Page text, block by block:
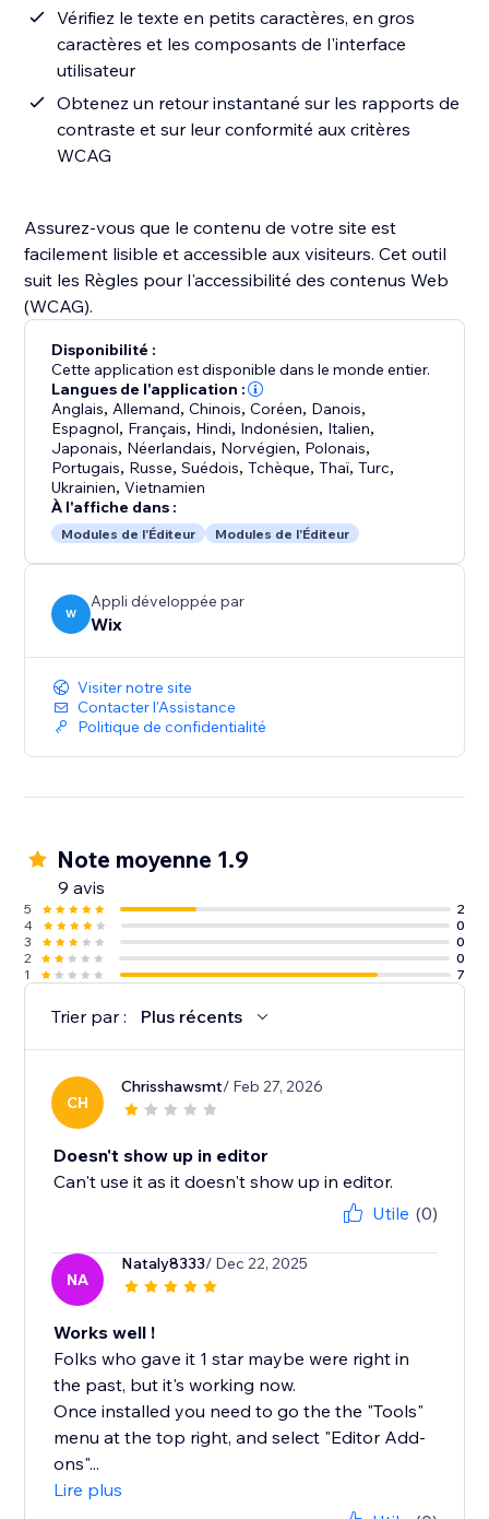
Vérifiez le texte en petits caractères, en gros
caractères et les composants de l'interface
utilisateur
Obtenez un retour instantané sur les rapports de
contraste et sur leur conformité aux critères
WCAG
Assurez-vous que le contenu de votre site est
facilement lisible et accessible aux visiteurs. Cet outil
suit les Règles pour l'accessibilité des contenus Web
(WCAG).
Disponibilité :
Cette application est disponible dans le monde entier.
Langues de l'application :
Anglais, Allemand,Chinois,Coréen, Danois,
Espagnol, Français, Hindi, Indonésien, Italien,
Japonais, Néerlandais, Norvégien, Polonais,
Portugais, Russe,Suédois,Tchèque,Thaï,Turc,
Ukrainien,Vietnamien
À l'affiche dans :
Modules de l'Éditeur Modules de l'Éditeur
W
Appli développée par
Wix
Visiter notre site
Contacter l'Assistance
Politique de confidentialité
Note moyenne 1.9
9 avis
5
2
4
0
3
0
2
0
1
7
Trier par : Plus récents
CH
Chrisshawsmt/ Feb 27, 2026
Doesn't show up in editor
Can't use it as it doesn't show up in editor.
Utile (0)
NA
Nataly8333/ Dec 22, 2025
Works well !
Folks who gave it 1 star maybe were right in
the past, but it's working now.
Once installed you need to go the the "Tools"
menu at the top right, and select "Editor Add-
ons"...
Lire plus